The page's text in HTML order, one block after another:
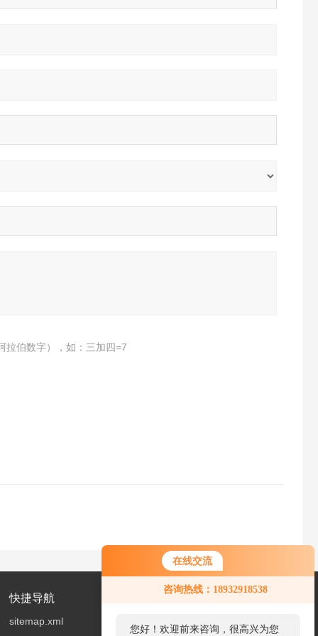
在线交流
咨询热线：18932918538
您好！欢迎前来咨询，很高兴为您
服务，请问您要咨询什么问题呢？
您好，看您停留很久了，是否找到
拉伯数字），如：三加四=7
快捷导航
sitemap.xml